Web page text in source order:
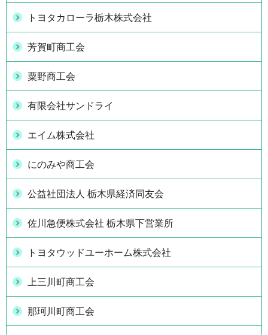
トヨタカローラ栃木株式会社
芳賀町商工会
粟野商工会
有限会社サンドライ
エイム株式会社
にのみや商工会
公益社団法人 栃木県経済同友会
佐川急便株式会社 栃木県下営業所
トヨタウッドユーホーム株式会社
上三川町商工会
那珂川町商工会